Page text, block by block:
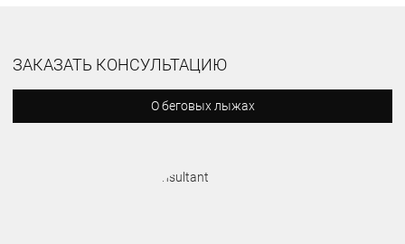
ЗАКАЗАТЬ КОНСУЛЬТАЦИЮ
О беговых лыжах